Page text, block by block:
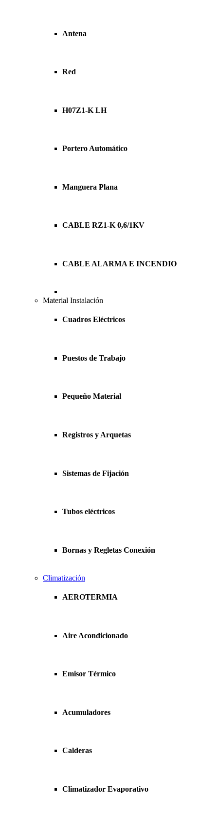
Antena
Red
H07Z1-K LH
Portero Automático
Manguera Plana
CABLE RZ1-K 0,6/1KV
CABLE ALARMA E INCENDIO
Material Instalación
Cuadros Eléctricos
Puestos de Trabajo
Pequeño Material
Registros y Arquetas
Sistemas de Fijación
Tubos eléctricos
Bornas y Regletas Conexión
Climatización
AEROTERMIA
Aire Acondicionado
Emisor Térmico
Acumuladores
Calderas
Climatizador Evaporativo